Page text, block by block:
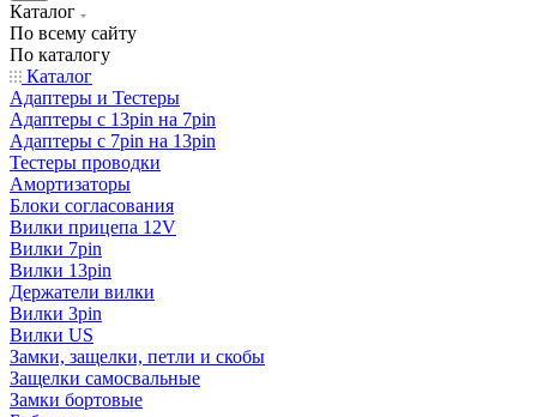
Каталог
По всему сайту
По каталогу
Каталог
Адаптеры и Тестеры
Адаптеры с 13pin на 7pin
Адаптеры с 7pin на 13pin
Тестеры проводки
Амортизаторы
Блоки согласования
Вилки прицепа 12V
Вилки 7pin
Вилки 13pin
Держатели вилки
Вилки 3pin
Вилки US
Замки, защелки, петли и скобы
Защелки самосвальные
Замки бортовые